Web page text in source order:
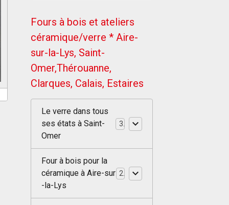
Fours à bois et ateliers
céramique/verre * Aire-
sur-la-Lys, Saint-
Omer,Thérouanne,
Clarques, Calais, Estaires
Le verre dans tous
ses états à Saint-
Omer
Four à bois pour la
céramique à Aire-sur
-la-Lys